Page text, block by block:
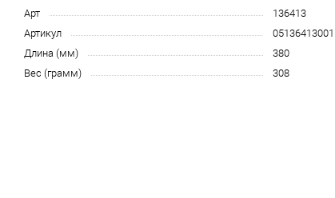
Арт
136413
Артикул
05136413001
Длина (мм)
380
Вес (грамм)
308